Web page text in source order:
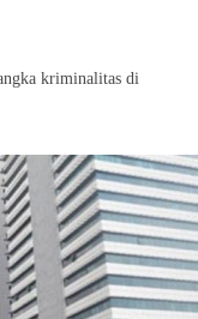
kriminalitas di